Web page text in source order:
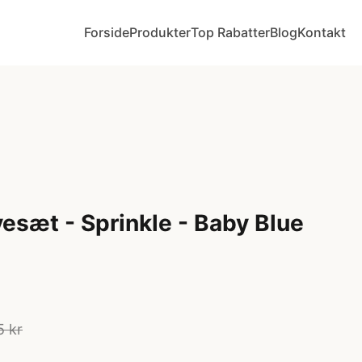
ForsideProdukterTop RabatterBlogKontakt
- Sprinkle - Baby Blue
kr